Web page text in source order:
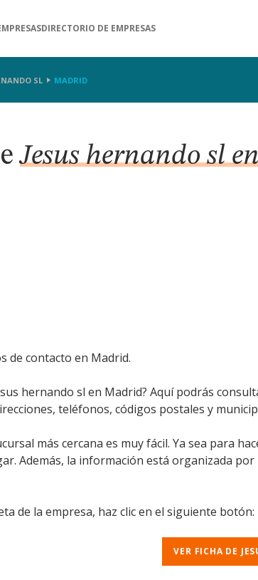
DIRECTORIO DE EMPRESAS
SL MADRID
Jesus hernando sl
de contacto en Madrid.
hernando sl en Madrid? Aquí podrás
teléfonos, códigos postales y
más cercana es muy fácil. Ya sea para
Además, la información está organizada
de la empresa, haz clic en el siguiente botón:
VER FICHA DE